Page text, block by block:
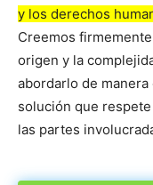
y los derechos
Creemos
origen y la
abordarlo de
solución que
las partes